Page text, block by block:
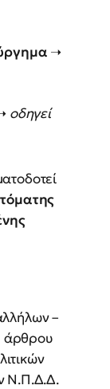
➝
οδηγεί
–
άρθρου
Ν.Π.Δ.Δ.